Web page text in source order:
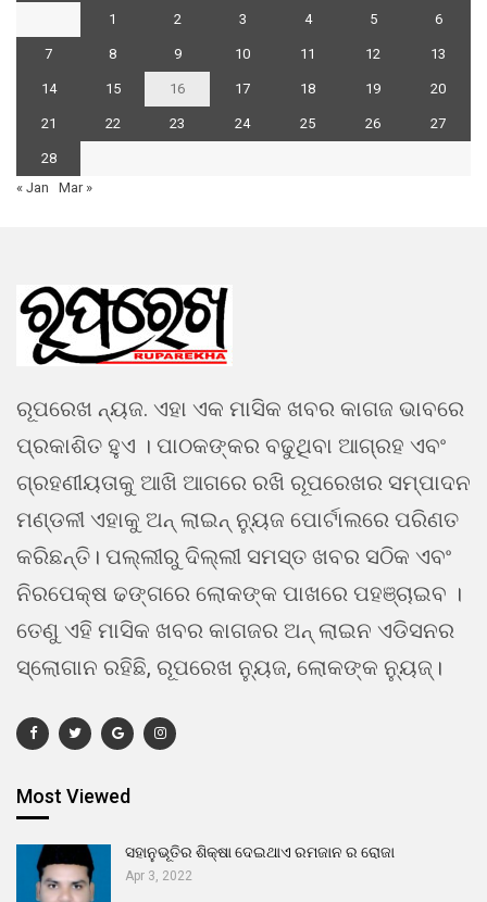
1 2 3 4 5 6
7 8 9 10 11 12 13
14 15 16 17 18 19 20
21 22 23 24 25 26 27
28
« Jan
Mar »
ରୂପରେଖ ନ୍ୟଜ. ଏହା ଏକ ମାସିକ ଖବର କାଗଜ ଭାବରେ
ପ୍ରକାଶିତ ହୁଏ । ପାଠକଙ୍କର ବଢୁଥିବା ଆଗ୍ରହ ଏବଂ
ଗ୍ରହଣୀୟତାକୁ ଆଖି ଆଗରେ ରଖି ରୂପରେଖର ସମ୍ପାଦନ
ମଣ୍ଡଳୀ ଏହାକୁ ଅନ୍ ଲାଇନ୍ ନ୍ୟୁଜ ପୋର୍ଟାଲରେ ପରିଣତ
କରିଛନ୍ତି। ପଲ୍ଲୀରୁ ଦିଲ୍ଲୀ ସମସ୍ତ ଖବର ସଠିକ ଏବଂ
ନିରପେକ୍ଷ ଢଙ୍ଗରେ ଲୋକଙ୍କ ପାଖରେ ପହଞ୍ଚାଇବ ।
ତେଣୁ ଏହି ମାସିକ ଖବର କାଗଜର ଅନ୍ ଲାଇନ ଏଡିସନର
ସ୍ଲୋଗାନ ରହିଛି, ରୂପରେଖ ନ୍ୟୁଜ, ଲୋକଙ୍କ ନ୍ୟୁଜ୍।
Most Viewed
ସହାନୁଭୂତିର ଶିକ୍ଷା ଦେଇଥାଏ ରମଜାନ ର ରୋଜା
Apr 3, 2022